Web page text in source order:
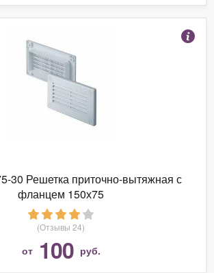
30 Решетка приточно-вытяжная с
фланцем 150х75
(Отзывы 24)
от 100 руб.